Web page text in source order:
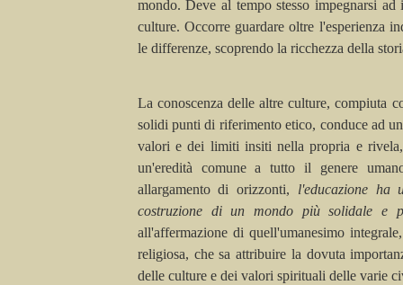
mondo. Deve al tempo stesso impegnarsi
culture. Occorre guardare oltre l'esperienza
le differenze, scoprendo la ricchezza della
La conoscenza delle altre culture, compiuta
solidi punti di riferimento etico, conduce ad
valori e dei limiti insiti nella propria e rivela,
un'eredità comune a tutto il genere
allargamento di orizzonti, l'educazione ha
costruzione di un mondo più solidale e
all'affermazione di quell'umanesimo
religiosa, che sa attribuire la dovuta
delle culture e dei valori spirituali delle varie